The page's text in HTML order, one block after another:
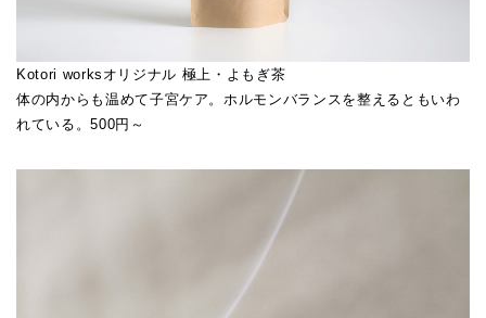
Kotori worksオリジナル 極上・よもぎ茶
体の内からも温めて子宮ケア。ホルモンバランスを整えるともいわ
れている。500円～